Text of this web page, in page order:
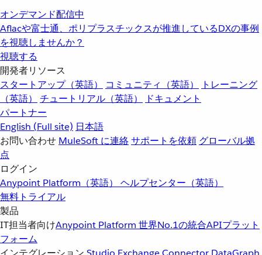
オンデマンド配信中
Aflacや富士通、ポリプラスチックスが推進しているDXの事例
を視聴しませんか？
視聴する
開発者リソース
スタートアップ（英語）
コミュニティ（英語）
トレーニング
（英語）
チュートリアル（英語）
ドキュメント
パートナー
English (Full site) 日本語
お問い合わせ MuleSoft に連絡サポートを依頼 グローバル拠
点
ログイン
Anypoint Platform（英語） ヘルプセンター（英語）
無料トライアル
製品
IT担当者向けAnypoint Platform 世界No.1の統合APIプラット
フォーム